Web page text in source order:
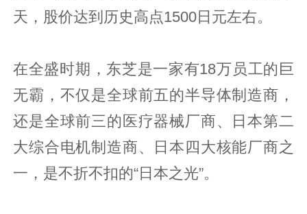
天，股价达到历史高点1500日元左右。
在全盛时期，东芝是一家有18万员工的巨
无霸，不仅是全球前五的半导体制造商，
还是全球前三的医疗器械厂商、日本第二
大综合电机制造商、日本四大核能厂商之
一，是不折不扣的“日本之光”。